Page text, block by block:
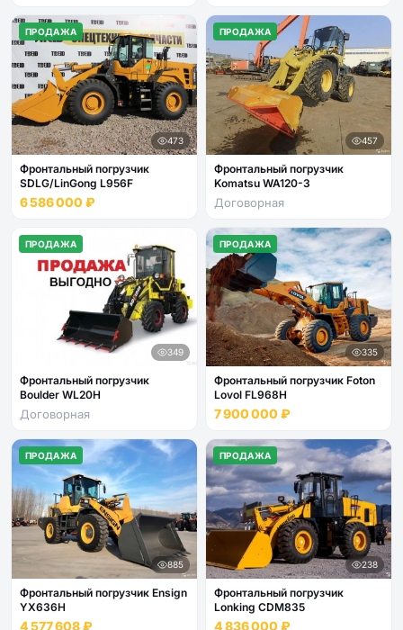
ПРОДАЖА
473
Фронтальный погрузчик
SDLG/LinGong L956F
6 586 000 ₽
ПРОДАЖА
457
Фронтальный погрузчик
Komatsu WA120-3
Договорная
ПРОДАЖА
349
Фронтальный погрузчик
Boulder WL20H
Договорная
ПРОДАЖА
335
Фронтальный погрузчик Foton
Lovol FL968H
7 900 000 ₽
ПРОДАЖА
885
Фронтальный погрузчик Ensign
YX636H
4 577 608 ₽
ПРОДАЖА
238
Фронтальный погрузчик
Lonking CDM835
4 836 000 ₽